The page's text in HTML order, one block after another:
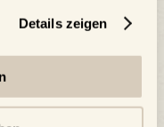
Details zeigen